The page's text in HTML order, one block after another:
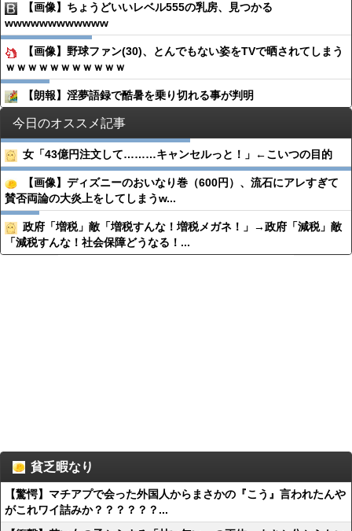
【画像】ちょうどいいレベル555の乳房、見つかる
wwwwwwwwwwww
【画像】野球ファン(30)、とんでもない姿をTVで晒されてしまう
ｗｗｗｗｗｗｗｗｗｗｗ
【朗報】淫夢語録で酷暑を乗り切れる事が判明
今日のオススメ記事
女「43億円注文して………キャンセルっと！」←こいつの目的
【画像】ディズニーのおいなり巻（600円）、流石にアレすぎて
賛否両論の大炎上をしてしまうw...
政府「増税」敵「増税すんな！増税メガネ！」→政府「減税」敵
「減税すんな！社会保障どうなる！...
貧乏暇なり
【驚愕】マチアプで会った外国人からまさかの『こう』言われたんや
がこれワイ詰みか？？？？？？...